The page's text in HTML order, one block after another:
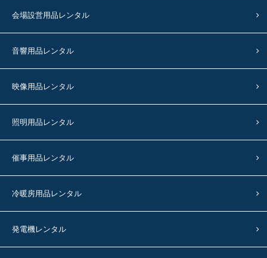
会場設営用品レンタル
音響用品レンタル
映像用品レンタル
照明用品レンタル
催事用品レンタル
冷暖房用品レンタル
発電機レンタル